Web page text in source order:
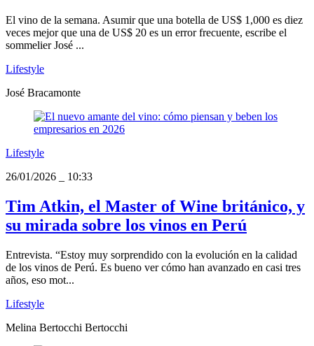
El vino de la semana. Asumir que una botella de US$ 1,000 es diez
veces mejor que una de US$ 20 es un error frecuente, escribe el
sommelier José ...
Lifestyle
José Bracamonte
Lifestyle
26/01/2026
10:33
Tim Atkin, el Master of Wine británico, y
su mirada sobre los vinos en Perú
Entrevista. “Estoy muy sorprendido con la evolución en la calidad
de los vinos de Perú. Es bueno ver cómo han avanzado en casi tres
años, eso mot...
Lifestyle
Melina Bertocchi Bertocchi